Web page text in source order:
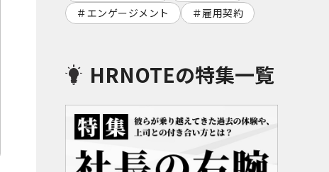
エンゲージメント
雇用契約
HRNOTEの特集一覧